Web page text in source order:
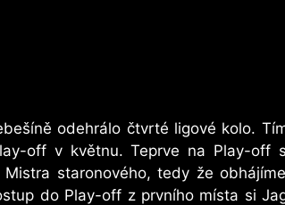
odehrálo čtvrté ligové kolo.
off v květnu. Teprve na Play-off
staronového, tedy že
do Play-off z prvního místa si